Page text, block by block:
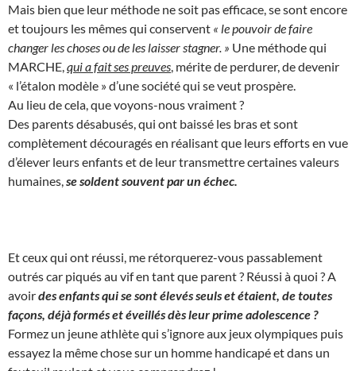
Mais bien que leur méthode ne soit pas efficace, se sont encore
et toujours les mêmes qui conservent « le pouvoir de faire
changer les choses ou de les laisser stagner. » Une méthode qui
MARCHE, qui a fait ses preuves , mérite de perdurer, de devenir
« l’étalon modèle » d’une société qui se veut prospère.
Au lieu de cela, que voyons-nous vraiment ?
Des parents désabusés, qui ont baissé les bras et sont
complètement découragés en réalisant que leurs efforts en vue
d’élever leurs enfants et de leur transmettre certaines valeurs
humaines, se soldent souvent par un échec.
Et ceux qui ont réussi, me rétorquerez-vous passablement
outrés car piqués au vif en tant que parent ? Réussi à quoi ? A
avoirdes enfants qui se sont élevés seuls et étaient, de toutes
façons, déjà formés et éveillés dès leur prime adolescence ?
Formez un jeune athlète qui s’ignore aux jeux olympiques puis
essayez la même chose sur un homme handicapé et dans un